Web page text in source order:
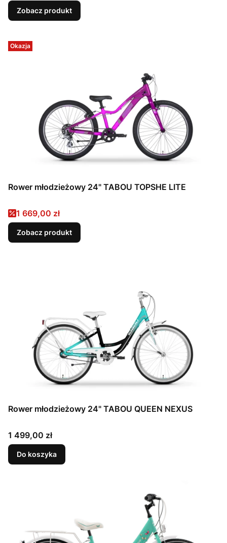
Zobacz produkt
Okazja
Rower młodzieżowy 24" TABOU TOPSHE LITE
Cena promocyjna
1 669,00 zł
Zobacz produkt
Rower młodzieżowy 24" TABOU QUEEN NEXUS
Cena
1 499,00 zł
Do koszyka